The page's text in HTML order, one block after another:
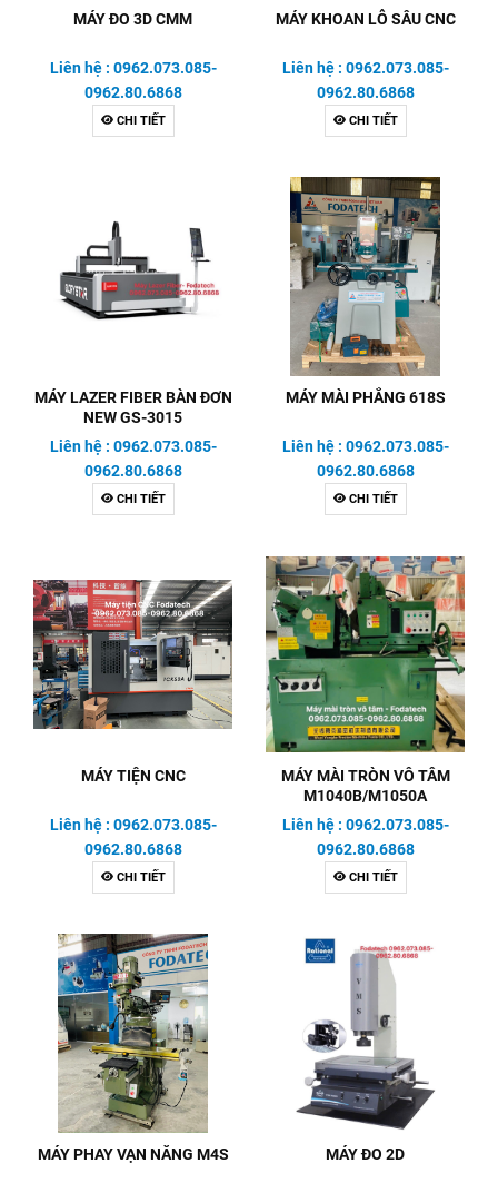
MÁY ĐO 3D CMM
Liên hệ : 0962.073.085-
0962.80.6868
CHI TIẾT
MÁY KHOAN LỖ SÂU CNC
Liên hệ : 0962.073.085-
0962.80.6868
CHI TIẾT
MÁY LAZER FIBER BÀN ĐƠN
NEW GS-3015
Liên hệ : 0962.073.085-
0962.80.6868
CHI TIẾT
MÁY MÀI PHẲNG 618S
Liên hệ : 0962.073.085-
0962.80.6868
CHI TIẾT
MÁY TIỆN CNC
Liên hệ : 0962.073.085-
0962.80.6868
CHI TIẾT
MÁY MÀI TRÒN VÔ TÂM
M1040B/M1050A
Liên hệ : 0962.073.085-
0962.80.6868
CHI TIẾT
MÁY PHAY VẠN NĂNG M4S MÁY ĐO 2D